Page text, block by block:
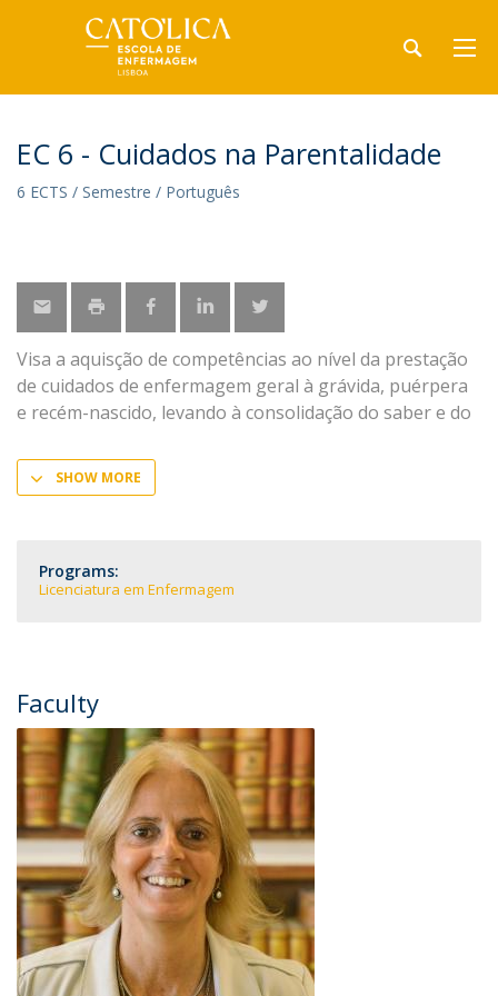
EC 6 - Cuidados na Parentalidade
6 ECTS / Semestre / Português
Visa a aquisção de competências ao nível da prestação
de cuidados de enfermagem geral à grávida, puérpera
e recém-nascido, levando à consolidação do saber e do
SHOW MORE
Programs:
Licenciatura em Enfermagem
Faculty